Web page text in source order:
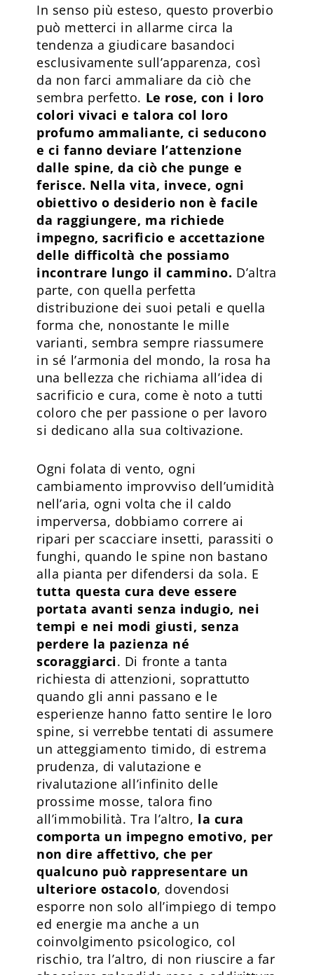
In senso più esteso, questo proverbio
può metterci in allarme circa la
tendenza a giudicare basandoci
esclusivamente sull’apparenza, così
da non farci ammaliare da ciò che
sembra perfetto. Le rose, con i loro
colori vivaci e talora col loro
profumo ammaliante, ci seducono
e ci fanno deviare l’attenzione
dalle spine, da ciò che punge e
ferisce. Nella vita, invece, ogni
obiettivo o desiderio non è facile
da raggiungere, ma richiede
impegno, sacrificio e accettazione
delle difficoltà che possiamo
incontrare lungo il cammino. D’altra
parte, con quella perfetta
distribuzione dei suoi petali e quella
forma che, nonostante le mille
varianti, sembra sempre riassumere
in sé l’armonia del mondo, la rosa ha
una bellezza che richiama all’idea di
sacrificio e cura, come è noto a tutti
coloro che per passione o per lavoro
si dedicano alla sua coltivazione.
Ogni folata di vento, ogni
cambiamento improvviso dell’umidità
nell’aria, ogni volta che il caldo
imperversa, dobbiamo correre ai
ripari per scacciare insetti, parassiti o
funghi, quando le spine non bastano
alla pianta per difendersi da sola. E
tutta questa cura deve essere
portata avanti senza indugio, nei
tempi e nei modi giusti, senza
perdere la pazienza né
scoraggiarci. Di fronte a tanta
richiesta di attenzioni, soprattutto
quando gli anni passano e le
esperienze hanno fatto sentire le loro
spine, si verrebbe tentati di assumere
un atteggiamento timido, di estrema
prudenza, di valutazione e
rivalutazione all’infinito delle
prossime mosse, talora fino
all’immobilità. Tra l’altro, la cura
comporta un impegno emotivo, per
non dire affettivo, che per
qualcuno può rappresentare un
ulteriore ostacolo, dovendosi
esporre non solo all’impiego di tempo
ed energie ma anche a un
coinvolgimento psicologico, col
rischio, tra l’altro, di non riuscire a far